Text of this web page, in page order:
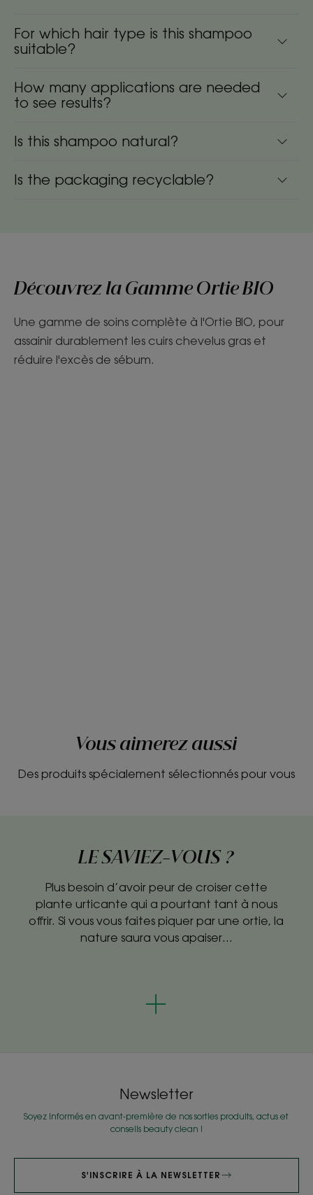
For which hair type is this shampoo
suitable?
How many applications are needed
to see results?
Is this shampoo natural?
Is the packaging recyclable?
Découvrez la Gamme Ortie BIO
Une gamme de soins complète à l'Ortie BIO, pour
assainir durablement les cuirs chevelus gras et
réduire l'excès de sébum.
Vous aimerez aussi
Des produits spécialement sélectionnés pour vous
LE SAVIEZ-VOUS ?
Plus besoin d’avoir peur de croiser cette
plante urticante qui a pourtant tant à nous
offrir. Si vous vous faites piquer par une ortie, la
nature saura vous apaiser…
Newsletter
Soyez informés en avant-première de nos sorties produits, actus et
conseils beauty clean !
S'INSCRIRE À LA NEWSLETTER